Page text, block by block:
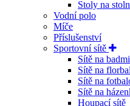
Stoly na
Vodní polo
Míče
Příslušenství
Sportovní sítě
Sítě na
Sítě na
Sítě na
Sítě na
Houpací sítě